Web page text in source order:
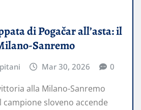
di Pogačar all’asta: il
Sanremo
Mar 30, 2026 0
alla Milano-Sanremo
campione sloveno accende